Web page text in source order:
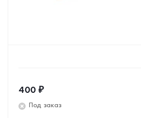
400 ₽
Под заказ